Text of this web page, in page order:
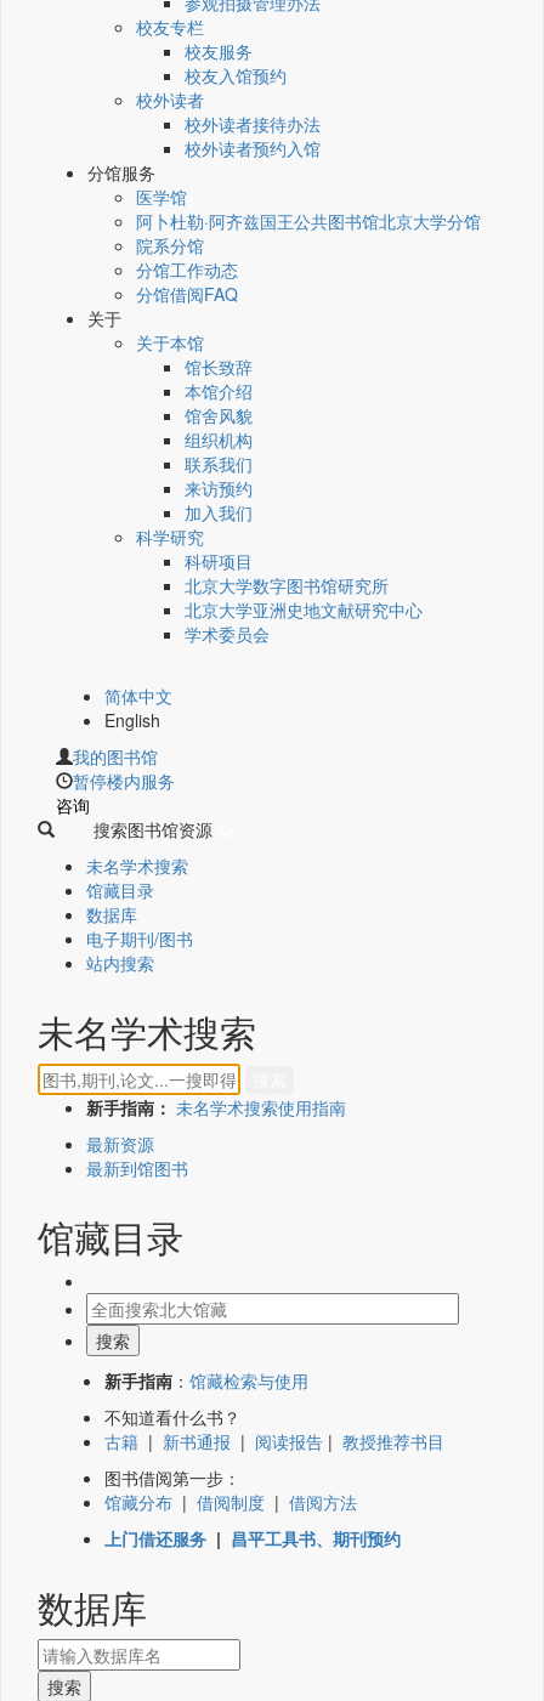
校友专栏
校友服务
校友入馆预约
校外读者
校外读者接待办法
校外读者预约入馆
分馆服务
医学馆
阿卜杜勒·阿齐兹国王公共图书馆北京大学分馆
院系分馆
分馆工作动态
分馆借阅FAQ
关于
关于本馆
馆长致辞
本馆介绍
馆舍风貌
组织机构
联系我们
来访预约
加入我们
科学研究
科研项目
北京大学数字图书馆研究所
北京大学亚洲史地文献研究中心
学术委员会
简体中文
English
我的图书馆
暂停楼内服务
咨询
搜索图书馆资源
未名学术搜索
馆藏目录
数据库
电子期刊/图书
站内搜索
未名学术搜索
新手指南： 未名学术搜索使用指南
最新资源
最新到馆图书
馆藏目录
新手指南 ： 馆藏检索与使用
不知道看什么书？
古籍 | 新书通报 | 阅读报告 | 教授推荐书目
图书借阅第一步：
馆藏分布 | 借阅制度 | 借阅方法
上门借还服务 | 昌平工具书、期刊预约
数据库